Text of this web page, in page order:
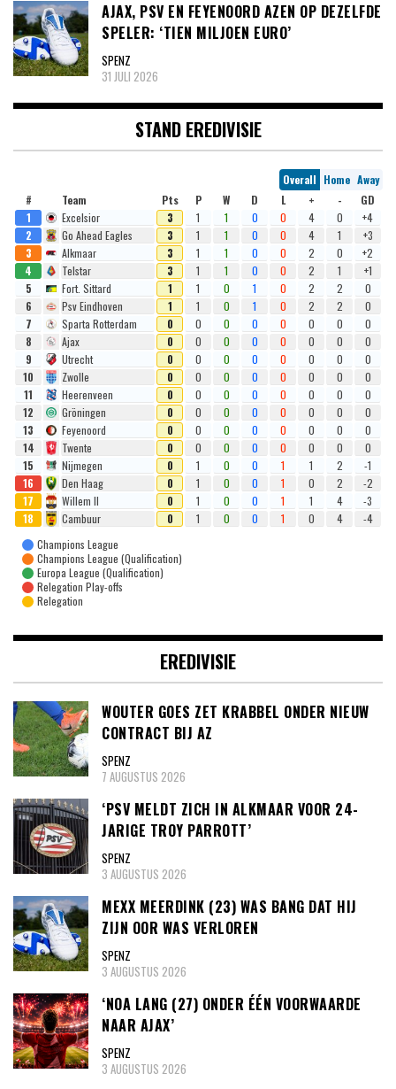
AJAX, PSV EN FEYENOORD AZEN OP DEZELFDE
SPELER: ‘TIEN MILJOEN EURO’
SPENZ
31 JULI 2026
STAND EREDIVISIE
Overall Home Away
#
Team Pts P W D L + -
GD
1
Excelsior 3 1 1 0 0 4 0
+4
2
Go Ahead Eagles 3 1 1 0 0 4 1
+3
3
Alkmaar 3 1 1 0 0 2 0
+2
4
Telstar 3 1 1 0 0 2 1
+1
5
Fort. Sittard 1 1 0 1 0 2 2
0
6
Psv Eindhoven 1 1 0 1 0 2 2
0
7
Sparta Rotterdam 0 0 0 0 0 0 0
0
8
Ajax 0 0 0 0 0 0 0
0
9
Utrecht 0 0 0 0 0 0 0
0
10
Zwolle 0 0 0 0 0 0 0
0
11
Heerenveen 0 0 0 0 0 0 0
0
12
Gröningen 0 0 0 0 0 0 0
0
13
Feyenoord 0 0 0 0 0 0 0
0
14
Twente 0 0 0 0 0 0 0
0
15
Nijmegen 0 1 0 0 1 1 2
-1
16
Den Haag 0 1 0 0 1 0 2
-2
17
Willem II 0 1 0 0 1 1 4
-3
18
Cambuur 0 1 0 0 1 0 4
-4
Champions League
Champions League (Qualification)
Europa League (Qualification)
Relegation Play-offs
Relegation
EREDIVISIE
WOUTER GOES ZET KRABBEL ONDER NIEUW
CONTRACT BIJ AZ
SPENZ
7 AUGUSTUS 2026
‘PSV MELDT ZICH IN ALKMAAR VOOR 24-
JARIGE TROY PARROTT’
SPENZ
3 AUGUSTUS 2026
MEXX MEERDINK (23) WAS BANG DAT HIJ
ZIJN OOR WAS VERLOREN
SPENZ
3 AUGUSTUS 2026
‘NOA LANG (27) ONDER ÉÉN VOORWAARDE
NAAR AJAX’
SPENZ
3 AUGUSTUS 2026